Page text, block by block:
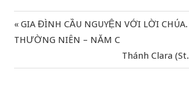
Điều
Previous
Post:
GIA ĐÌNH CẦU NGUYỆN VỚI LỜI
THƯỜNG NIÊN – NĂM C
Next
Post:
Thánh Clara